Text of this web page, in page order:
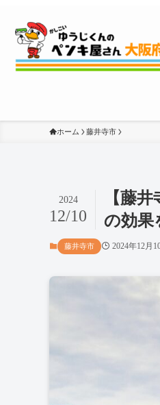
ホーム 藤井寺市
【藤
の効果
2024
12/10
藤井寺市 2024年12月